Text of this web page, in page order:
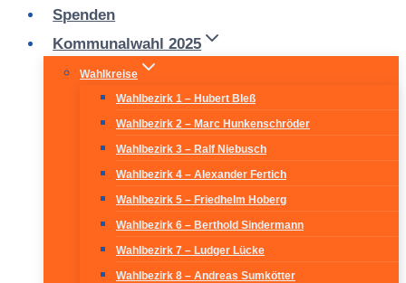
Spenden
Kommunalwahl 2025
Wahlkreise
Wahlbezirk 1 – Hubert Bleß
Wahlbezirk 2 – Marc Hunkenschröder
Wahlbezirk 3 – Ralf Niebusch
Wahlbezirk 4 – Alexander Fertich
Wahlbezirk 5 – Friedhelm Hoberg
Wahlbezirk 6 – Berthold Sindermann
Wahlbezirk 7 – Ludger Lücke
Wahlbezirk 8 – Andreas Sumkötter